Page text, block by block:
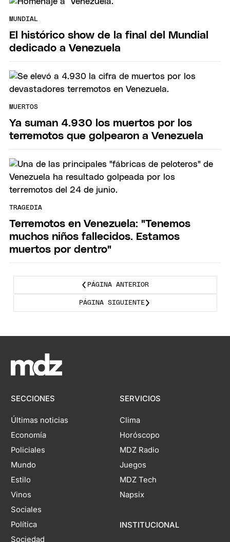
MUNDIAL
El histórico show de la final del Mundial
dedicado a Venezuela
MUERTOS
Ya suman 4.930 los muertos por los
terremotos que golpearon a Venezuela
TRAGEDIA
Terremotos en Venezuela: "Tenemos
muchos niños fallecidos. Estamos
muertos por dentro"
PÁGINA ANTERIOR
PÁGINA SIGUIENTE
SECCIONES
Últimas noticias
Economía
Policiales
Mundo
Estilo
Vinos
Sociales
Política
Sociedad
SERVICIOS
Clima
Horóscopo
MDZ Radio
Juegos
MDZ Tech
Napsix
INSTITUCIONAL